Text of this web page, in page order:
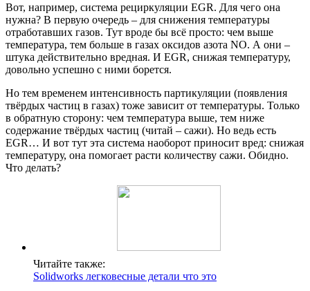
Вот, например, система рециркуляции EGR. Для чего она
нужна? В первую очередь – для снижения температуры
отработавших газов. Тут вроде бы всё просто: чем выше
температура, тем больше в газах оксидов азота NO. А они –
штука действительно вредная. И EGR, снижая температуру,
довольно успешно с ними борется.
Но тем временем интенсивность партикуляции (появления
твёрдых частиц в газах) тоже зависит от температуры. Только
в обратную сторону: чем температура выше, тем ниже
содержание твёрдых частиц (читай – сажи). Но ведь есть
EGR… И вот тут эта система наоборот приносит вред: снижая
температуру, она помогает расти количеству сажи. Обидно.
Что делать?
Читайте также:
Solidworks легковесные детали что это